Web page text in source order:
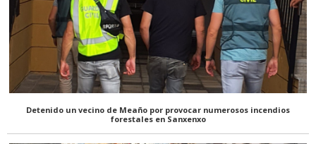
Detenido un vecino de Meaño por provocar numerosos incendios
forestales en Sanxenxo